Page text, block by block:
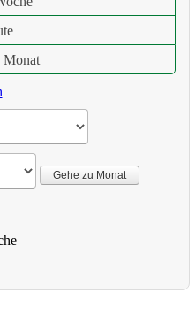
Monat
Gehe zu Monat